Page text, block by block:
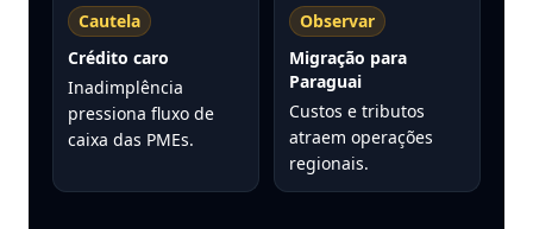
Cautela
Crédito caro
Inadimplência
pressiona fluxo de
caixa das PMEs.
Observar
Migração para
Paraguai
Custos e tributos
atraem operações
regionais.